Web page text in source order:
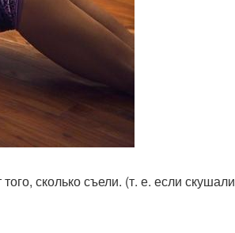
сколько съели. (т. е. если скушали